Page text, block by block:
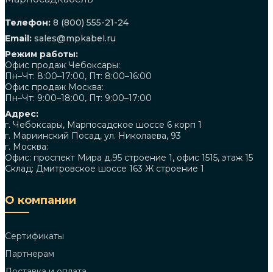
Телефон: 8 (800) 555-21-24
Email: sales@mpkabel.ru
Режим работы:
Офис продаж Чебоксары:
Пн–Чт: 8:00–17:00, Пт: 8:00–16:00
Офис продаж Москва:
Пн–Чт: 9:00–18:00, Пт: 9:00–17:00
Адрес:
г. Чебоксары, Марпосадское шоссе 6 корп 1
г. Мариинский Посад, ул. Николаева, 93
г. Москва:
Офис: проспект Мира д.95 строение 1, офис 1515, этаж 15
Склад: Дмитровское шоссе 163 Ж строение 1
О компании
Сертификаты
Партнерам